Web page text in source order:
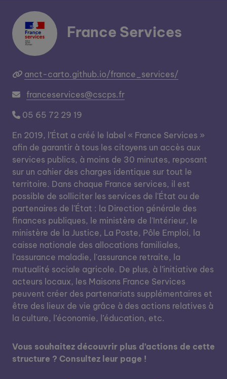
France Services
anct-carto.github.io/france_services/
franceservices@cscps.fr
05 65 72 29 19
En 2019, l’État a créé le label « France Services »
afin de garantir à tous les citoyens un accès aux
services publics, à moins de 30 minutes, reposant
sur un cahier des charges identique sur tout le
territoire. Dans chaque France services, il est
possible de solliciter les services de l'État ou de
partenaires de l'État : la Direction générale des
finances publiques, le ministère de l'Intérieur, le
ministère de la Justice, La Poste, Pôle Emploi, la
caisse nationale des allocations familiales,
l'assurance maladie, l'assurance retraite, la
mutualité sociale agricole. De plus, à l’initiative des
acteurs locaux, les Maisons France Services
peuvent créer des partenariats supplémentaires et
être des lieux de vie grâce à des actions relatives à
la culture, l’économie, l’éducation, etc.
Vous souhaitez découvrir plus d’actions de cette
structure ? Consultez leur page !